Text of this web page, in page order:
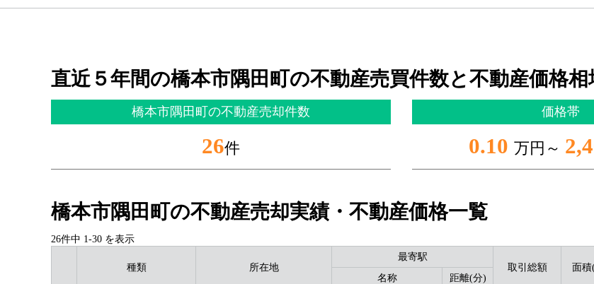
直近５年間の橋本市隅田町の不動産売買件数と不動産価格相
橋本市隅田町の不動産売却件数
26件
価格帯
0.10 万円～
橋本市隅田町の不動産売却実績・不動産価格一覧
26件中 1-30 を表示
種類 所在地
最寄駅
取引総額
面積
名称
距離(分)